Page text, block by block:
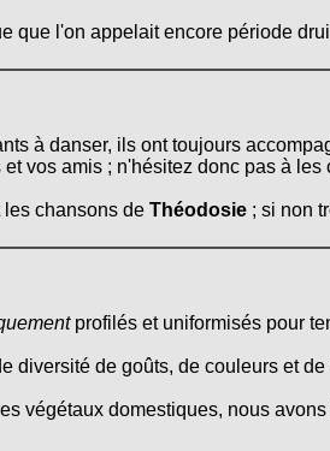
que l'on appelait encore période
à danser, ils ont toujours
vos amis ; n'hésitez donc pas à les
chansons de Théodosie ; si non
profilés et uniformisés pour
diversité de goûts, de couleurs et de
végétaux domestiques, nous